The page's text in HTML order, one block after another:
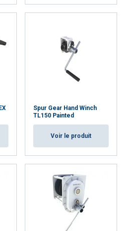
Spur Gear Hand Winch
TL150 Painted
Voir le produit
TOUT
Cookie Policy